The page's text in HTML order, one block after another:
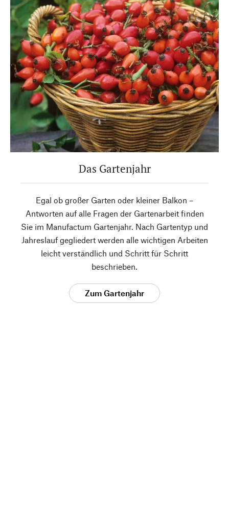
Das Gartenjahr
Egal ob großer Garten oder kleiner Balkon –
Antworten auf alle Fragen der Gartenarbeit finden
Sie im Manufactum Gartenjahr. Nach Gartentyp und
Jahreslauf gegliedert werden alle wichtigen Arbeiten
leicht verständlich und Schritt für Schritt
beschrieben.
Zum Gartenjahr